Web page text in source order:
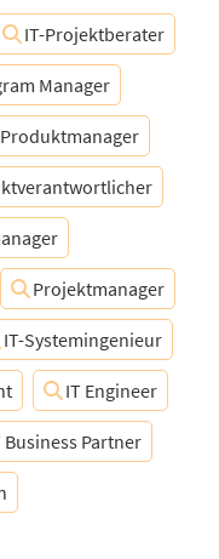
IT-Projektberater
Manager
Projektmanager
IT-Systemingenieur
IT Engineer
Business Partner